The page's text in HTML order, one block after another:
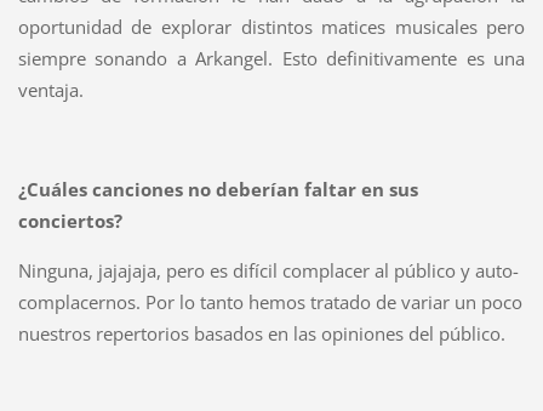
oportunidad de explorar distintos matices musicales pero
siempre sonando a Arkangel. Esto definitivamente es una
ventaja.
¿Cuáles canciones no deberían faltar en sus
conciertos?
Ninguna, jajajaja, pero es difícil complacer al público y auto-
complacernos. Por lo tanto hemos tratado de variar un poco
nuestros repertorios basados en las opiniones del público.